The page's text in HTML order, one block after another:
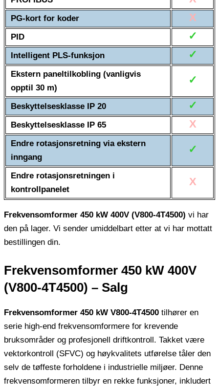
PG-kort for koder X
PID ✓
Intelligent PLS-funksjon ✓
Ekstern paneltilkobling (vanligvis
opptil 30 m)
✓
Beskyttelsesklasse IP 20 ✓
Beskyttelsesklasse IP 65 X
Endre rotasjonsretning via ekstern
inngang
✓
Endre rotasjonsretningen i
kontrollpanelet
X
Frekvensomformer 450 kW 400V (V800-4T4500) vi har
den på lager. Vi sender umiddelbart etter at vi har mottatt
bestillingen din.
Frekvensomformer 450 kW 400V
(V800-4T4500) – Salg
Frekvensomformer 450 kW V800-4T4500 tilhører en
serie high-end frekvensomformere for krevende
bruksområder og profesjonell driftkontroll. Takket være
vektorkontroll (SFVC) og høykvalitets utførelse tåler den
selv de tøffeste forholdene i industrielle miljøer. Denne
frekvensomformeren tilbyr en rekke funksjoner, inkludert